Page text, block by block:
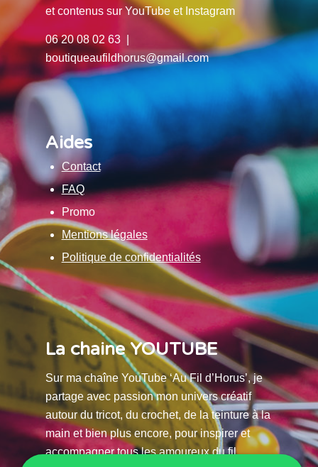
et contenus sur YouTube et Instagram
06 20 08 02 63 |
boutiqueaufildhorus@gmail.com
Aides
Contact
FAQ
Promo
Mentions légales
Politique de confidentialités
La chaine YOUTUBE
Sur ma chaîne YouTube ‘Au Fil d’Horus’, je
partage avec passion mon univers créatif
autour du tricot, du crochet, de la teinture à la
main et bien plus encore, pour inspirer et
accompagner tous les amoureux du fil.